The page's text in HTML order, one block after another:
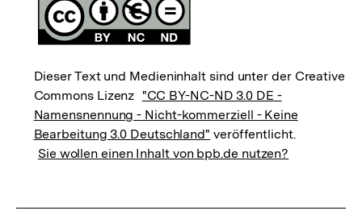
Dieser Text und Medieninhalt sind unter der Creative
Commons Lizenz "CC BY-NC-ND 3.0 DE -
Namensnennung - Nicht-kommerziell - Keine
Bearbeitung 3.0 Deutschland" veröffentlicht.
Sie wollen einen Inhalt von bpb.de nutzen?